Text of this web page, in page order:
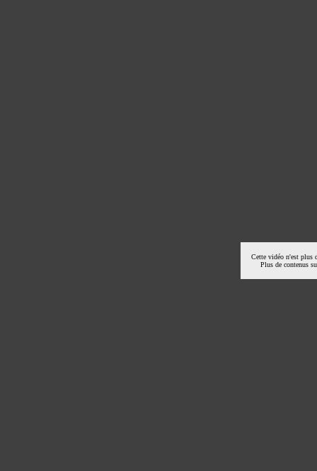
Cette vidéo n'est plus
Plus de contenus